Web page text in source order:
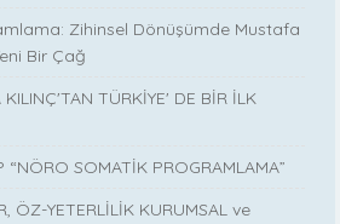
Zihinsel Dönüşümde Mustafa
Bir Çağ
TÜRKİYE' DE BİR İLK
“NÖRO SOMATİK PROGRAMLAMA”
ÖZ-YETERLİLİK KURUMSAL ve